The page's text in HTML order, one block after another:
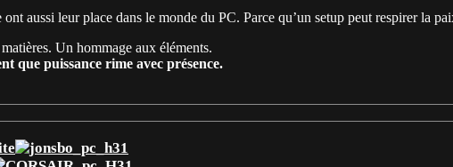
aussi leur place dans le monde du PC. Parce qu’un setup peut respirer la
Un hommage aux éléments.
que puissance rime avec présence.